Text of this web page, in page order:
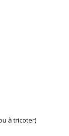
à tricoter)